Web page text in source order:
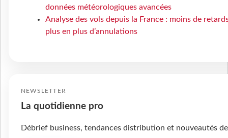
données météorologiques avancées
Analyse des vols depuis la France : moins de
plus en plus d’annulations
NEWSLETTER
La quotidienne pro
Débrief business, tendances distribution et nouveautés